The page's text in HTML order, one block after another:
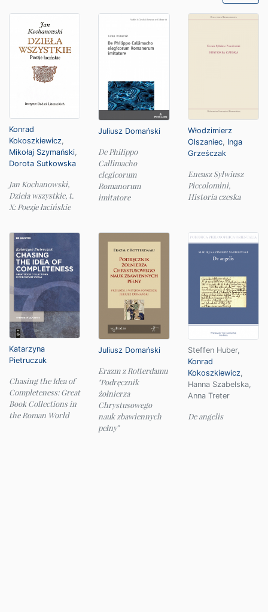
Konrad
Kokoszkiewicz,
Mikołaj Szymański,
Dorota Sutkowska
Jan Kochanowski,
Dzieła wszystkie, t.
X: Poezje łacińskie
Juliusz Domański
De Philippo
Callimacho
elegicorum
Romanorum
imitatore
Włodzimierz
Olszaniec, Inga
Grześczak
Eneasz Sylwiusz
Piccolomini,
Historia czeska
Katarzyna
Pietruczuk
Chasing the Idea of
Completeness: Great
Book Collections in
the Roman World
Juliusz Domański
Erazm z Rotterdamu
"Podręcznik
żołnierza
Chrystusowego
nauk zbawiennych
pełny"
Steffen Huber,
Konrad
Kokoszkiewicz,
Hanna Szabelska,
Anna Treter
De angelis